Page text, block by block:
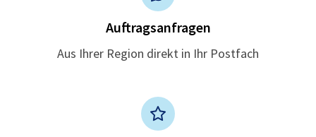
Auftragsanfragen
Aus Ihrer Region direkt in Ihr Postfach